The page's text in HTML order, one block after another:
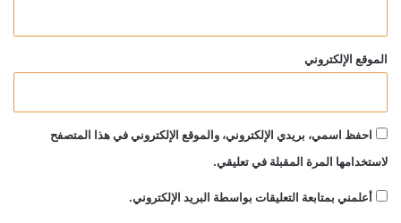
الموقع الإلكتروني
احفظ اسمي، بريدي الإلكتروني، والموقع الإلكتروني في هذا المتصفح
لاستخدامها المرة المقبلة في تعليقي.
أعلمني بمتابعة التعليقات بواسطة البريد الإلكتروني.